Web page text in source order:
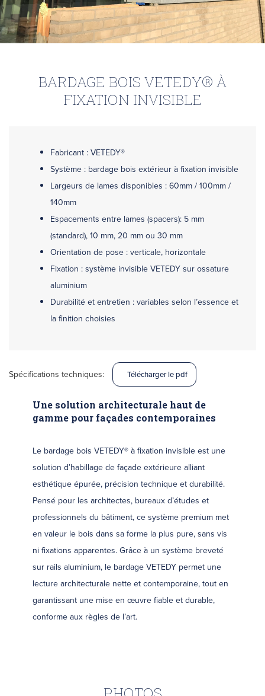
BARDAGE BOIS VETEDY® À
FIXATION INVISIBLE
Fabricant : VETEDY®
Système : bardage bois extérieur à fixation invisible
Largeurs de lames disponibles : 60mm / 100mm /
140mm
Espacements entre lames (spacers): 5 mm
(standard), 10 mm, 20 mm ou 30 mm
Orientation de pose : verticale, horizontale
Fixation : système invisible VETEDY sur ossature
aluminium
Durabilité et entretien : variables selon l’essence et
la finition choisies
Spécifications techniques: Télécharger le pdf
Une solution architecturale haut de
gamme pour façades contemporaines
Le bardage bois VETEDY® à fixation invisible est une
solution d’habillage de façade extérieure alliant
esthétique épurée, précision technique et durabilité.
Pensé pour les architectes, bureaux d’études et
professionnels du bâtiment, ce système premium met
en valeur le bois dans sa forme la plus pure, sans vis
ni fixations apparentes. Grâce à un système breveté
sur rails aluminium, le bardage VETEDY permet une
lecture architecturale nette et contemporaine, tout en
garantissant une mise en œuvre fiable et durable,
conforme aux règles de l’art.